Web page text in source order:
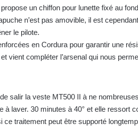
un chiffon pour lunette fixé au
n’est pas amovible, il est
le pilote.
en Cordura pour garantir une
vient compléter l’arsenal qui nous
salir la veste MT500 II à ne
à laver. 30 minutes à 40° et elle ressort
ce traitement peut être supporté